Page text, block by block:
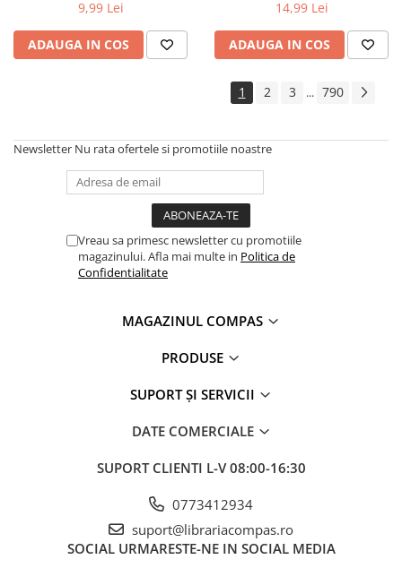
Bibliografie școlară
Bibliografie didactică
Dicționare și gramatici
Romane și literatură
Clasici români și universali
Thriller și mister
Young adult
Dezvoltare personală și non-
Psihologie și dezvoltare personală
Parenting și educație
Sănătate și stil de viață
9,99 Lei
ADAUGA IN COS
14,99 Lei
ADAUGA IN COS
1 2 3 ... 790
Newsletter Nu rata ofertele si promotiile noastre
Vreau sa primesc newsletter cu promotiile
magazinului. Afla mai multe in Politica de
Confidentialitate
MAGAZINUL COMPAS
PRODUSE
SUPORT ȘI SERVICII
DATE COMERCIALE
SUPORT CLIENTI L-V 08:00-16:30
0773412934
suport@librariacompas.ro
SOCIAL URMARESTE-NE IN SOCIAL MEDIA